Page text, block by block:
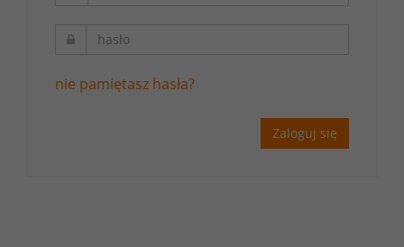
nie pamiętasz hasła?
Zaloguj się